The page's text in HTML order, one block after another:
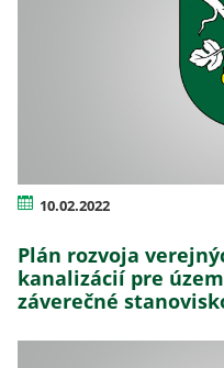
10.02.2022
Plán rozvoja
kanalizácií pre
záverečné